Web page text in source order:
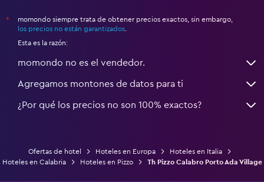
*
momondo siempre trata de obtener precios exactos, sin embargo,
los precios no están garantizados
Esta es la razón:
momondo no es el vendedor.
Agregamos montones de datos para ti
¿Por qué los precios no son 100% exactos?
Ofertas de hotel Hoteles en Europa
Hoteles en Italia
Hoteles en Calabria
Hoteles en Pizzo Th Pizzo Calabro Porto Ada Village